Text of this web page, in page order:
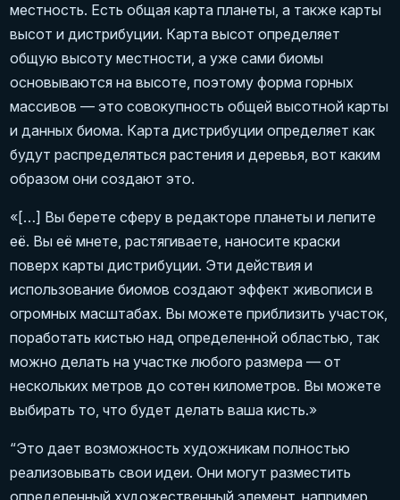
местность. Есть общая карта планеты, а также карты
высот и дистрибуции. Карта высот определяет
общую высоту местности, а уже сами биомы
основываются на высоте, поэтому форма горных
массивов — это совокупность общей высотной карты
и данных биома. Карта дистрибуции определяет как
будут распределяться растения и деревья, вот каким
образом они создают это.
«[…] Вы берете сферу в редакторе планеты и лепите
её. Вы её мнете, растягиваете, наносите краски
поверх карты дистрибуции. Эти действия и
использование биомов создают эффект живописи в
огромных масштабах. Вы можете приблизить участок,
поработать кистью над определенной областью, так
можно делать на участке любого размера — от
нескольких метров до сотен километров. Вы можете
выбирать то, что будет делать ваша кисть.»
“Это дает возможность художникам полностью
реализовывать свои идеи. Они могут разместить